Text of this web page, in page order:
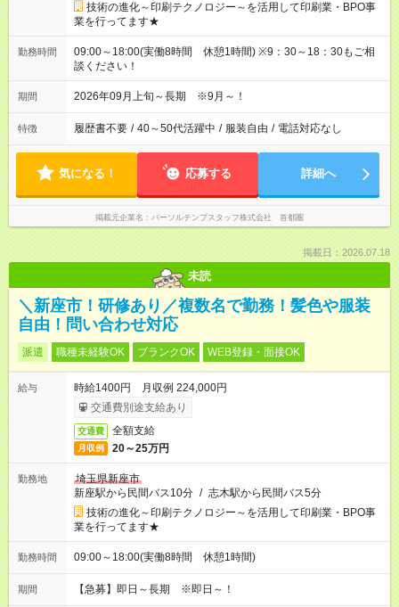
技術の進化～印刷テクノロジー～を活用して印刷業・BPO事
業を行ってます★
勤務時間
09:00～18:00(実働8時間 休憩1時間) ※9：30～18：30もご相
談ください！
期間 2026年09月上旬～長期 ※9月～！
特徴 履歴書不要 / 40～50代活躍中 / 服装自由 / 電話対応なし
気になる！ 応募する 詳細へ
掲載元企業名 パーソルテンプスタッフ株式会社 首都圏
掲載日：2026.07.18
未読
＼新座市！研修あり／複数名で勤務！髪色や服装
自由！問い合わせ対応
派遣 職種未経験OK ブランクOK WEB登録・面接OK
給与
時給1400円 月収例 224,000円
交通費別途支給あり
交通費 全額支給
月収例 20～25万円
勤務地
埼玉県新座市
新座駅から民間バス10分 / 志木駅から民間バス5分
技術の進化～印刷テクノロジー～を活用して印刷業・BPO事
業を行ってます★
勤務時間 09:00～18:00(実働8時間 休憩1時間)
期間 【急募】即日～長期 ※即日～！